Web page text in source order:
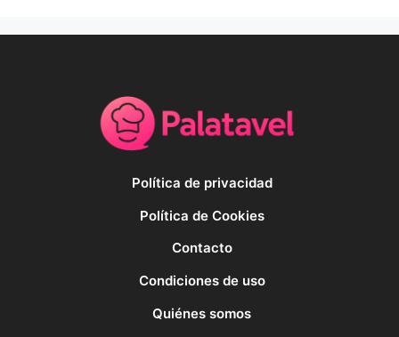
Política de privacidad
Política de Cookies
Contacto
Condiciones de uso
Quiénes somos